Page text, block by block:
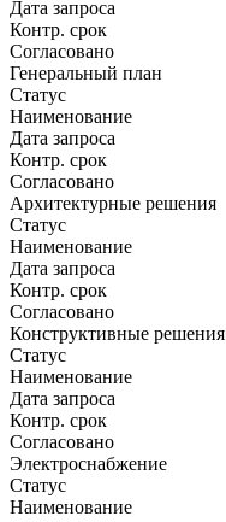
Дата запроса
Контр. срок
Согласовано
Генеральный план
Статус
Наименование
Дата запроса
Контр. срок
Согласовано
Архитектурные решения
Статус
Наименование
Дата запроса
Контр. срок
Согласовано
Конструктивные решения
Статус
Наименование
Дата запроса
Контр. срок
Согласовано
Электроснабжение
Статус
Наименование